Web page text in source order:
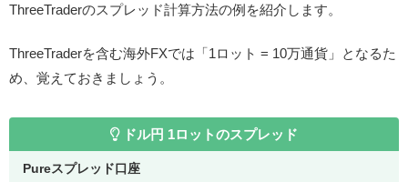
ThreeTraderのスプレッド計算方法の例を紹介します。
ThreeTraderを含む海外FXでは「1ロット = 10万通貨」となるた
め、覚えておきましょう。
ドル円 1ロットのスプレッド
Pureスプレッド口座